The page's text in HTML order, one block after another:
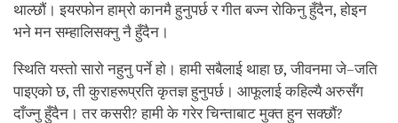
थाल्छौं। इयरफोन हाम्रो कानमै हुनुपर्छ र गीत बज्न रोकिनु हुँदैन,होइन
भने मन सम्हालिसक्नु नै हुँदैन।
स्थिति यस्तो सारो नहुनु पर्ने हो। हामी सबैलाई थाहा छ,जीवनमा जे–जति
पाइएको छ,ती कुराहरूप्रति कृतज्ञ हुनुपर्छ। आफूलाई कहिल्यै अरुसँग
दाँज्नु हुँदैन। तर कसरी? हामी के गरेर चिन्ताबाट मुक्त हुन सक्छौं?